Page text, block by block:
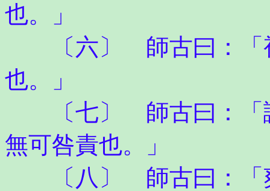
也。」
〔六〕 師古曰：「
也。」
〔七〕 師古曰：「謫
無可咎責也。」
〔八〕 師古曰：「